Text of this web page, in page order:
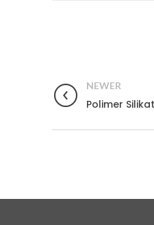
NEWER
Polimer